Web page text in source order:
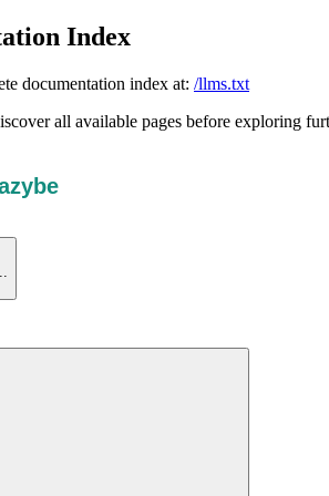
Index
documentation index at: /llms.txt
all available pages before exploring